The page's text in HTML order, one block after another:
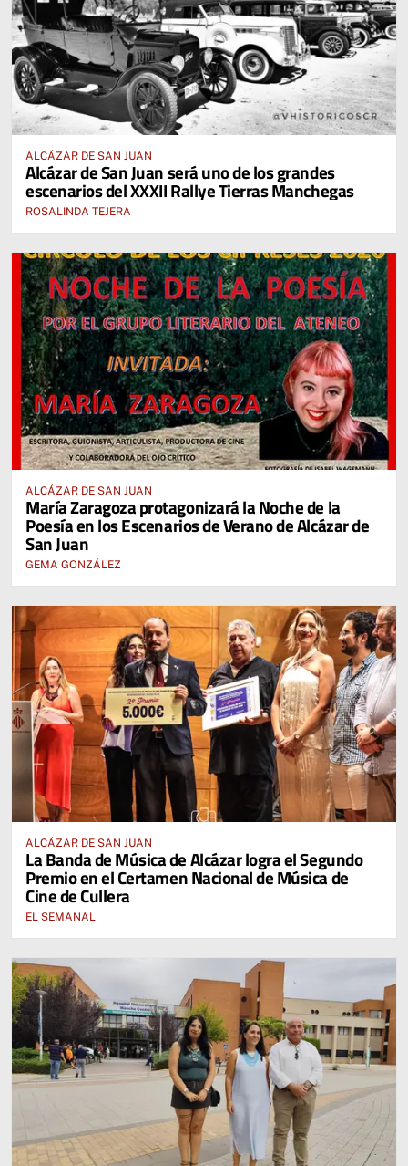
ALCÁZAR DE SAN JUAN
Alcázar de San Juan será uno de los grandes
escenarios del XXXII Rallye Tierras Manchegas
ROSALINDA TEJERA
ALCÁZAR DE SAN JUAN
María Zaragoza protagonizará la Noche de la
Poesía en los Escenarios de Verano de Alcázar de
San Juan
GEMA GONZÁLEZ
ALCÁZAR DE SAN JUAN
La Banda de Música de Alcázar logra el Segundo
Premio en el Certamen Nacional de Música de
Cine de Cullera
EL SEMANAL